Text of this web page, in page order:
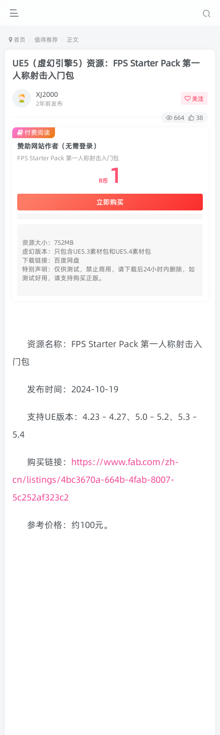
首页 值得推荐 正文
UE5（虚幻引擎5）资源：FPS Starter Pack 第一
人称射击入门包
XJ2000
2年前发布
关注
664 38
赞助网站作者（无需登录）
FPS Starter Pack 第一人称射击入门包
R币 1
立即购买
资源大小：752MB
虚幻版本：只包含UE5.3素材包和UE5.4素材包
下载链接：百度网盘
特别声明：仅供测试，禁止商用，请下载后24小时内删除，如
测试好用，请支持购买正版。
付费阅读
资源名称：FPS Starter Pack 第一人称射击入
门包
发布时间：2024-10-19
支持UE版本：4.23 – 4.27、5.0 – 5.2、5.3 –
5.4
购买链接： https://www.fab.com/zh-
cn/listings/4bc3670a-664b-4fab-8007-
5c252af323c2
参考价格：约100元。